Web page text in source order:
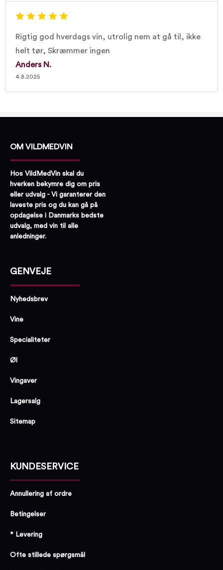
Rigtig god hverdags vin, utrolig nem at gå til, ikke
helt tør, Skræmmer ingen
Anders N.
4.8.2025
OM VILDMEDVIN
Hos VildMedVin skal du
hverken bekymre dig om pris
eller udvalg - Vi garanterer den
laveste pris og du kan gå på
opdagelse i Danmarks bedste
udvalg, med vin til alle
anledninger.
GENVEJE
Nyhedsbrev
Vine
Specialiteter
Øl
Vingaver
Lagersalg
Sitemap
KUNDESERVICE
Annullering af ordre
Betingelser
* Levering
Ofte stillede spørgsmål